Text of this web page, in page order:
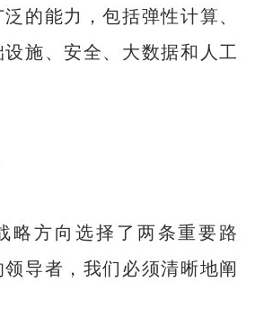
的能力，包括弹性计算、
施、安全、大数据和人工
略方向选择了两条重要路
导者，我们必须清晰地阐